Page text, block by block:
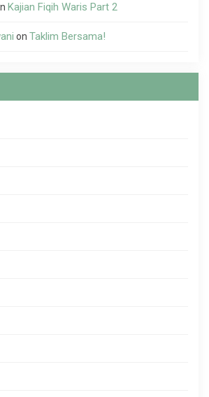
Kajian Fiqih Waris Part 2
on Taklim Bersama!